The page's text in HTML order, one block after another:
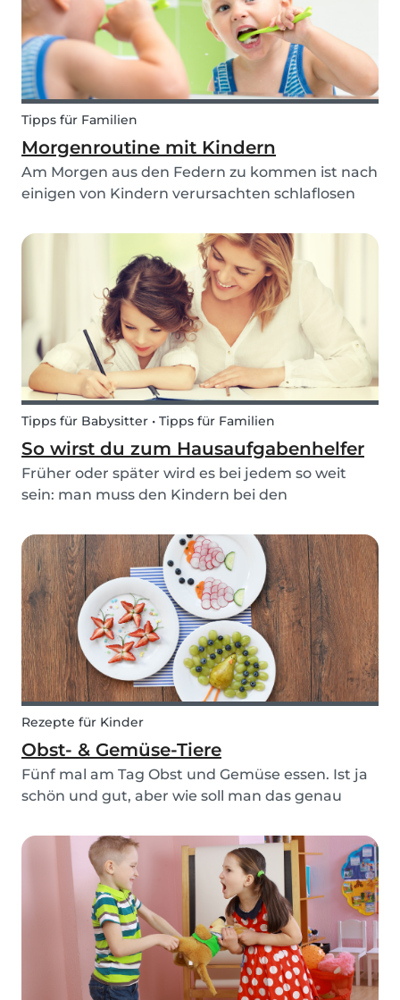
Tipps für Familien
Morgenroutine mit Kindern
Am Morgen aus den Federn zu kommen ist nach
einigen von Kindern verursachten schlaflosen
einen würden am liebsten wieder zurück ins
Bett kriechen und die anderen können es kaum
Tipps für Babysitter • Tipps für Familien
So wirst du zum Hausaufgabenhelfer
Früher oder später wird es bei jedem so weit
sein: man muss den Kindern bei den
die Eltern eine große Herausforderung darstellt
und/oder andere alltägliche Aufgaben wie der
Haushalt oder das Arb...
Rezepte für Kinder
Obst- & Gemüse-Tiere
Fünf mal am Tag Obst und Gemüse essen. Ist ja
schön und gut, aber wie soll man das genau
Kinder dazu, gesünder zu essen? Wir haben ein
paar einfache und lustige “Rezepte”
zusammengestellt, die...